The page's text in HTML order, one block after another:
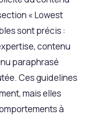
« Lowest
sont précis :
contenu
paraphrasé
Ces guidelines
mais elles
à